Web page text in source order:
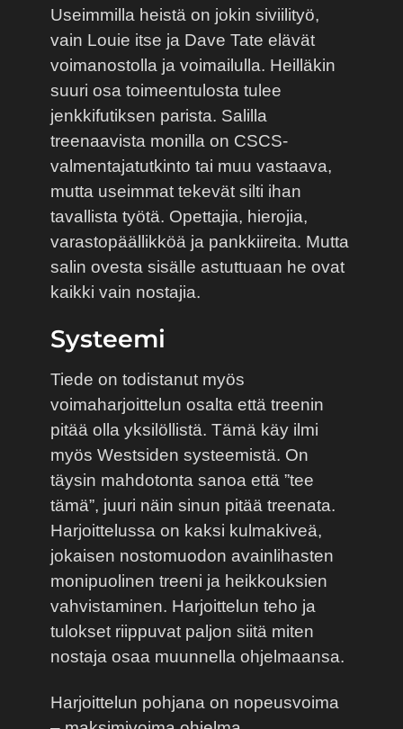
Useimmilla heistä on jokin siviilityö,
vain Louie itse ja Dave Tate elävät
voimanostolla ja voimailulla. Heilläkin
suuri osa toimeentulosta tulee
jenkkifutiksen parista. Salilla
treenaavista monilla on CSCS-
valmentajatutkinto tai muu vastaava,
mutta useimmat tekevät silti ihan
tavallista työtä. Opettajia, hierojia,
varastopäällikköä ja pankkiireita. Mutta
salin ovesta sisälle astuttuaan he ovat
kaikki vain nostajia.
Systeemi
Tiede on todistanut myös
voimaharjoittelun osalta että treenin
pitää olla yksilöllistä. Tämä käy ilmi
myös Westsiden systeemistä. On
täysin mahdotonta sanoa että ”tee
tämä”, juuri näin sinun pitää treenata.
Harjoittelussa on kaksi kulmakiveä,
jokaisen nostomuodon avainlihasten
monipuolinen treeni ja heikkouksien
vahvistaminen. Harjoittelun teho ja
tulokset riippuvat paljon siitä miten
nostaja osaa muunnella ohjelmaansa.
Harjoittelun pohjana on nopeusvoima